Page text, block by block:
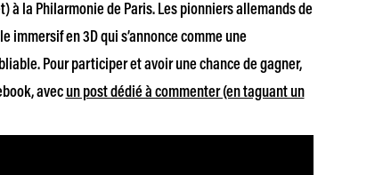
à la Philarmonie de Paris. Les pionniers allemands de
immersif en 3D qui s’annonce comme une
Pour participer et avoir une chance de gagner,
avec un post dédié à commenter (en taguant un